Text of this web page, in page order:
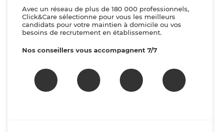
Avec un réseau de plus de 180 000 professionnels,
Click&Care sélectionne pour vous les meilleurs
candidats pour votre maintien à domicile ou vos
besoins de recrutement en établissement.
Nos conseillers vous accompagnent 7/7